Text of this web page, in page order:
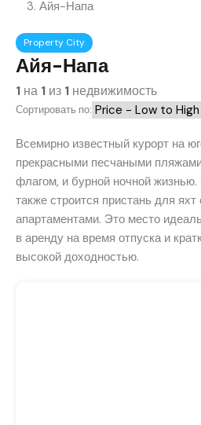
Айя-Напа
Property City
Айя-Напа
1 на 1 из 1 недвижимость
Сортировать по:
Всемирно известный курорт на
прекрасными песчаными
флагом, и бурной ночной
также строится пристань для
апартаментами. Это место
в аренду на время отпуска и
высокой доходностью.